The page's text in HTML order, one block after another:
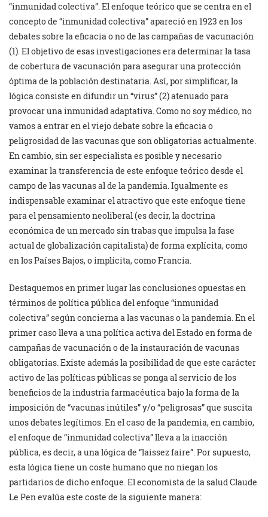
“inmunidad colectiva”. El enfoque teórico que se centra en el
concepto de “inmunidad colectiva” apareció en 1923 en los
debates sobre la eficacia o no de las campañas de vacunación
(1). El objetivo de esas investigaciones era determinar la tasa
de cobertura de vacunación para asegurar una protección
óptima de la población destinataria. Así, por simplificar, la
lógica consiste en difundir un “virus” (2) atenuado para
provocar una inmunidad adaptativa. Como no soy médico, no
vamos a entrar en el viejo debate sobre la eficacia o
peligrosidad de las vacunas que son obligatorias actualmente.
En cambio, sin ser especialista es posible y necesario
examinar la transferencia de este enfoque teórico desde el
campo de las vacunas al de la pandemia. Igualmente es
indispensable examinar el atractivo que este enfoque tiene
para el pensamiento neoliberal (es decir, la doctrina
económica de un mercado sin trabas que impulsa la fase
actual de globalización capitalista) de forma explícita, como
en los Países Bajos, o implícita, como Francia.
Destaquemos en primer lugar las conclusiones opuestas en
términos de política pública del enfoque “inmunidad
colectiva” según concierna a las vacunas o la pandemia. En el
primer caso lleva a una política activa del Estado en forma de
campañas de vacunación o de la instauración de vacunas
obligatorias. Existe además la posibilidad de que este carácter
activo de las políticas públicas se ponga al servicio de los
beneficios de la industria farmacéutica bajo la forma de la
imposición de “vacunas inútiles” y/o “peligrosas” que suscita
unos debates legítimos. En el caso de la pandemia, en cambio,
el enfoque de “inmunidad colectiva” lleva a la inacción
pública, es decir, a una lógica de “laissez faire”. Por supuesto,
esta lógica tiene un coste humano que no niegan los
partidarios de dicho enfoque. El economista de la salud Claude
Le Pen evalúa este coste de la siguiente manera: